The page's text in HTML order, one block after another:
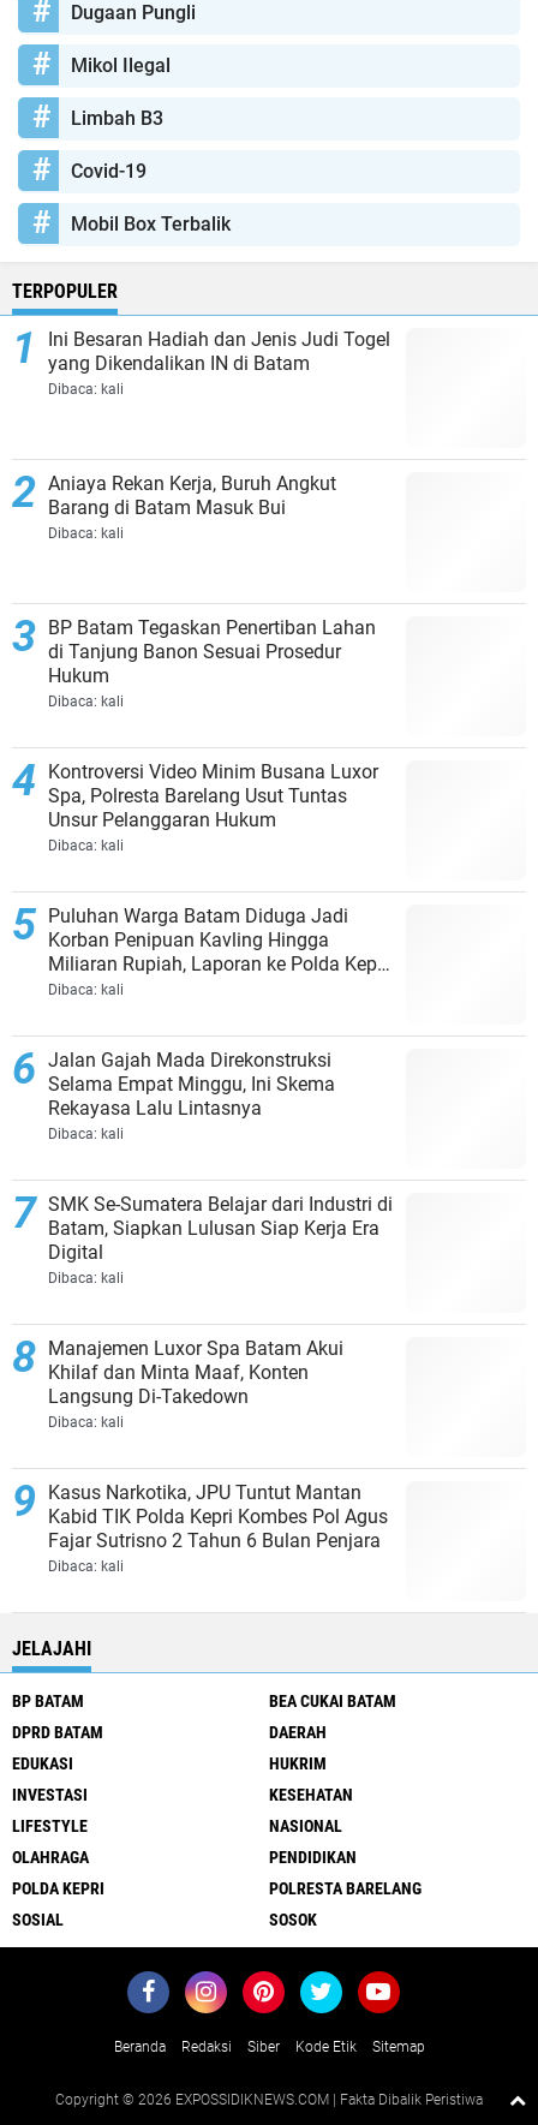
Dugaan Pungli
Mikol Ilegal
Limbah B3
Covid-19
Mobil Box Terbalik
TERPOPULER
Ini Besaran Hadiah dan Jenis Judi Togel
yang Dikendalikan IN di Batam
Dibaca: kali
Aniaya Rekan Kerja, Buruh Angkut
Barang di Batam Masuk Bui
Dibaca: kali
BP Batam Tegaskan Penertiban Lahan
di Tanjung Banon Sesuai Prosedur
Hukum
Dibaca: kali
Kontroversi Video Minim Busana Luxor
Spa, Polresta Barelang Usut Tuntas
Unsur Pelanggaran Hukum
Dibaca: kali
Puluhan Warga Batam Diduga Jadi
Korban Penipuan Kavling Hingga
Miliaran Rupiah, Laporan ke Polda Kepri
Jalan di Tempat?
Dibaca: kali
Jalan Gajah Mada Direkonstruksi
Selama Empat Minggu, Ini Skema
Rekayasa Lalu Lintasnya
Dibaca: kali
SMK Se-Sumatera Belajar dari Industri di
Batam, Siapkan Lulusan Siap Kerja Era
Digital
Dibaca: kali
Manajemen Luxor Spa Batam Akui
Khilaf dan Minta Maaf, Konten
Langsung Di-Takedown
Dibaca: kali
Kasus Narkotika, JPU Tuntut Mantan
Kabid TIK Polda Kepri Kombes Pol Agus
Fajar Sutrisno 2 Tahun 6 Bulan Penjara
Dibaca: kali
JELAJAHI
BP BATAM
BEA CUKAI BATAM
DPRD BATAM
DAERAH
EDUKASI
HUKRIM
INVESTASI
KESEHATAN
LIFESTYLE
NASIONAL
OLAHRAGA
PENDIDIKAN
POLDA KEPRI
POLRESTA BARELANG
SOSIAL
SOSOK
Beranda Redaksi Siber Kode Etik Sitemap
Copyright © 2026 EXPOSSIDIKNEWS.COM | Fakta Dibalik Peristiwa